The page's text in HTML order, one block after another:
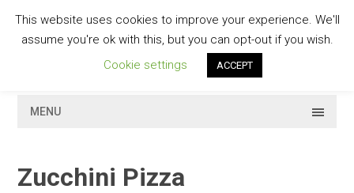
contentGESCHMACKVOLL
MENU
Zucchini Pizza
This website uses cookies to improve your experience. We'll
assume you're ok with this, but you can opt-out if you wish.
Cookie settings
ACCEPT